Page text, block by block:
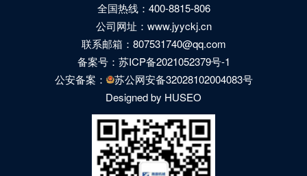
全国热线：400-8815-806
公司网址：www.jyyckj.cn
联系邮箱：807531740@qq.com
备案号： 苏ICP备2021052379号-1
公安备案：
苏公网安备32028102004083号
Designed by HUSEO